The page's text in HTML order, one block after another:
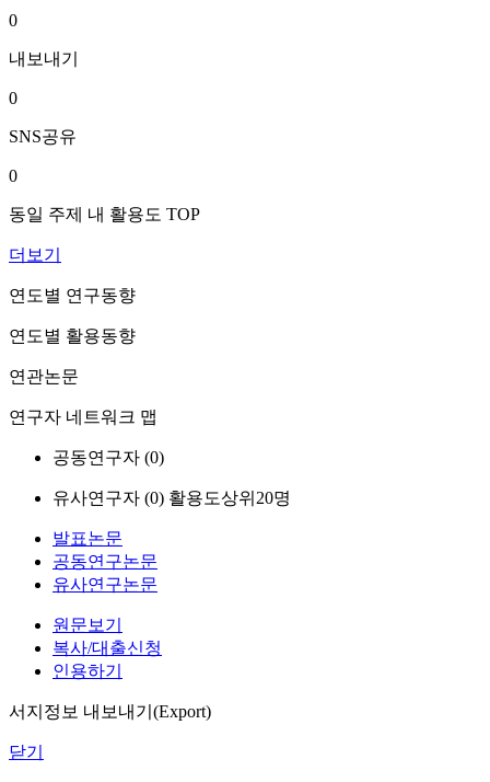
0
내보내기
0
SNS공유
0
동일 주제 내 활용도 TOP
더보기
연도별 연구동향
연도별 활용동향
연관논문
연구자 네트워크 맵
공동연구자 (0)
유사연구자 (0) 활용도상위20명
발표논문
공동연구논문
유사연구논문
원문보기
복사/대출신청
인용하기
서지정보 내보내기(Export)
닫기